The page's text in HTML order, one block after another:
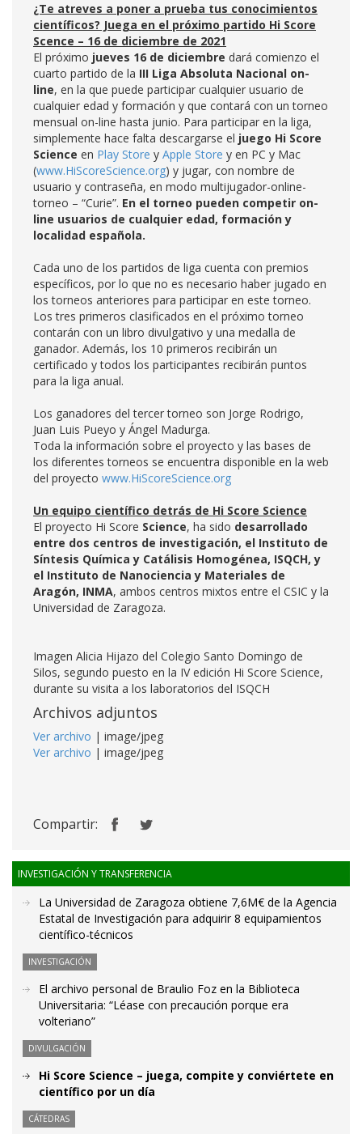
¿Te atreves a poner a prueba tus conocimientos
científicos? Juega en el próximo partido Hi Score
Scence – 16 de diciembre de 2021
El próximo jueves 16 de diciembre dará comienzo el
cuarto partido de la III Liga Absoluta Nacional on-
line, en la que puede participar cualquier usuario de
cualquier edad y formación y que contará con un torneo
mensual on-line hasta junio. Para participar en la liga,
simplemente hace falta descargarse el juego Hi Score
Science en Play Store y Apple Store y en PC y Mac
(www.HiScoreScience.org) y jugar, con nombre de
usuario y contraseña, en modo multijugador-online-
torneo – “Curie”. En el torneo pueden competir on-
line usuarios de cualquier edad, formación y
localidad española.
Cada uno de los partidos de liga cuenta con premios
específicos, por lo que no es necesario haber jugado en
los torneos anteriores para participar en este torneo.
Los tres primeros clasificados en el próximo torneo
contarán con un libro divulgativo y una medalla de
ganador. Además, los 10 primeros recibirán un
certificado y todos los participantes recibirán puntos
para la liga anual.
Los ganadores del tercer torneo son Jorge Rodrigo,
Juan Luis Pueyo y Ángel Madurga.
Toda la información sobre el proyecto y las bases de
los diferentes torneos se encuentra disponible en la web
del proyecto www.HiScoreScience.org
Un equipo científico detrás de Hi Score Science
El proyecto Hi Score Science, ha sido desarrollado
entre dos centros de investigación, el Instituto de
Síntesis Química y Catálisis Homogénea, ISQCH, y
el Instituto de Nanociencia y Materiales de
Aragón, INMA, ambos centros mixtos entre el CSIC y la
Universidad de Zaragoza.
Imagen Alicia Hijazo del Colegio Santo Domingo de
Silos, segundo puesto en la IV edición Hi Score Science,
durante su visita a los laboratorios del ISQCH
Archivos adjuntos
Ver archivo | image/jpeg
Ver archivo | image/jpeg
Compartir:
INVESTIGACIÓN Y TRANSFERENCIA
La Universidad de Zaragoza obtiene 7,6M€ de la Agencia
Estatal de Investigación para adquirir 8 equipamientos
científico-técnicos
INVESTIGACIÓN
El archivo personal de Braulio Foz en la Biblioteca
Universitaria: “Léase con precaución porque era
volteriano”
DIVULGACIÓN
Hi Score Science – juega, compite y conviértete en
científico por un día
CÁTEDRAS